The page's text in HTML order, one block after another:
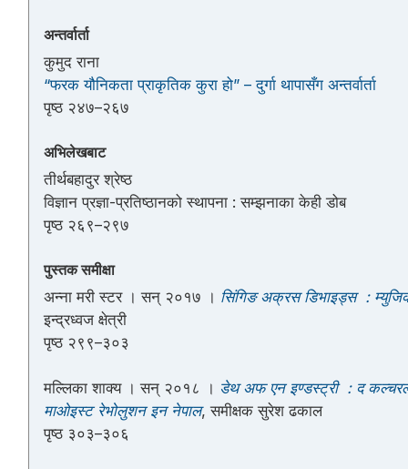
अन्तर्वार्ता
कुमुद राना
“फरक यौनिकता प्राकृतिक कुरा हो” – दुर्गा थापासँग अन्तर्वार्ता
पृष्ठ २४७–२६७
अभिलेखबाट
तीर्थबहादुर श्रेष्ठ
विज्ञान प्रज्ञा-प्रतिष्ठानको स्थापना : सम्झनाका केही डोब
पृष्ठ २६९–२९७
पुस्तक समीक्षा
अन्ना मरी स्टर । सन् २०१७ । सिंगिङ अक्रस डिभाइड्स :
इन्द्रध्वज क्षेत्री
पृष्ठ २९९–३०३
मल्लिका शाक्य । सन् २०१८ । डेथ अफ एन इण्डस्ट्री : द कल्चरल
माओइस्ट रेभोलुशन इन नेपाल, समीक्षक सुरेश ढकाल
पृष्ठ ३०३–३०६